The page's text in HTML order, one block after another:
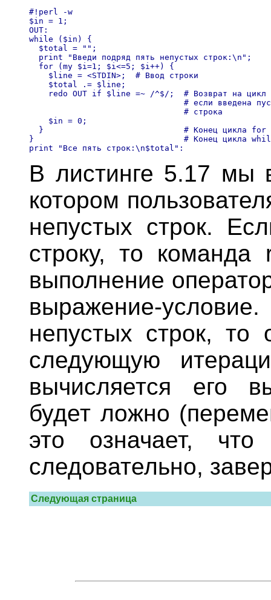
#!perl -w
$in = 1;
OUT:
while ($in) {
  $total = "";
  print "Введи подряд пять непустых строк:\n";
  for (mу $i=1; $i<=5; $i++) {
    $line = <STDIN>;  # Ввод строки
    $total .= $line;
redo OUT if $line =~ /^$/;  # Возврат на цикл
# если введена
                                # строка
    $in = 0;
  }                             # Конец цикла for
}                               # Конец цикла
В листинге 5.17 мы
котором
непустых строк.
строку, то команда
выполнение
выражение-
непустых строк, то
следующую
вычисляется его
будет ложно
это означает,
следовательно,
Следующая страница